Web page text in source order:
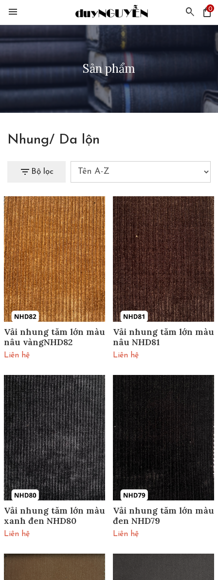
menu search shopping_bag
0
Sản phẩm
Nhung/ Da lộn
filter_list Bộ lọc
Vải nhung tăm lớn màu
nâu vàngNHD82
Liên hệ
Vải nhung tăm lớn màu
nâu NHD81
Liên hệ
Vải nhung tăm lớn màu
xanh đen NHD80
Liên hệ
Vải nhung tăm lớn màu
đen NHD79
Liên hệ